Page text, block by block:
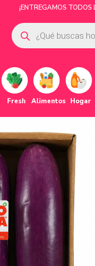
¡ENTREGAMOS TODOS
Fresh Alimentos Hogar